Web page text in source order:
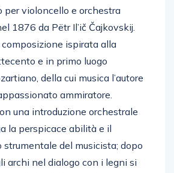
per violoncello e orchestra
1876 da Pëtr Il’ič Čajkovskij.
ispirata alla
e in primo luogo
della cui musica l’autore
ammiratore.
una introduzione orchestrale
la perspicace abilità e il
del musicista; dopo
archi nel dialogo con i legni si